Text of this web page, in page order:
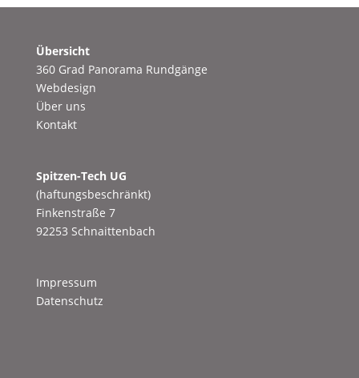
Übersicht
360 Grad Panorama Rundgänge
Webdesign
Über uns
Kontakt
Spitzen-Tech UG
(haftungsbeschränkt)
Finkenstraße 7
92253 Schnaittenbach
Impressum
Datenschutz